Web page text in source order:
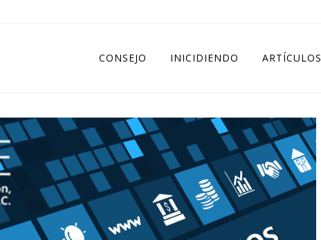
CONSEJO INICIDIENDO ARTÍCULOS